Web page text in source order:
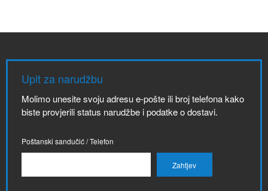
Upit za narudžbu
Molimo unesite svoju adresu e-pošte ili broj telefona kako
biste provjerili status narudžbe i podatke o dostavi.
Poštanski sandučić / Telefon